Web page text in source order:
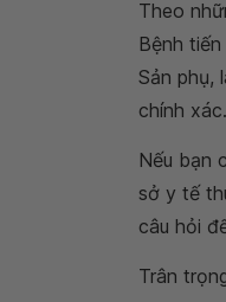
Theo
Bệnh
Sản phụ,
chính xác.
Nếu bạn
sở y tế
câu hỏi
Trân